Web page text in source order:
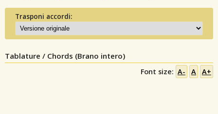
Trasponi accordi:
Tablature / Chords (Brano intero)
Font size: A- A A+